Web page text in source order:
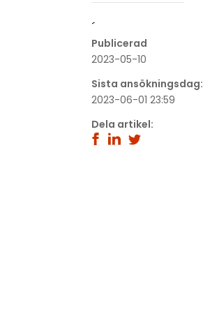
´
Publicerad
2023-05-10
Sista ansökningsdag:
2023-06-01 23:59
Dela artikel: